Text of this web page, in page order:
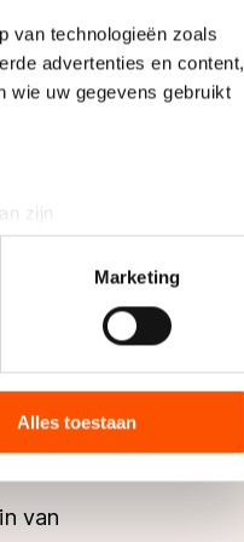
van technologieën zoals
advertenties en content,
wie uw gegevens gebruikt
zijn
detailgedeeltein. U kunt uw
advertenties en
zij hebben verzameld via
de VS, waar mogelijk geen
in met deze overdracht.
Marketing
Alles toestaan
Wat een
zou landen. Dat
hoofdstad
Wel zullen de
langs dorpen in
van